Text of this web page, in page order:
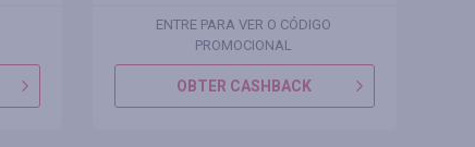
ENTRE PARA VER O CÓDIGO
PROMOCIONAL
OBTER CASHBACK